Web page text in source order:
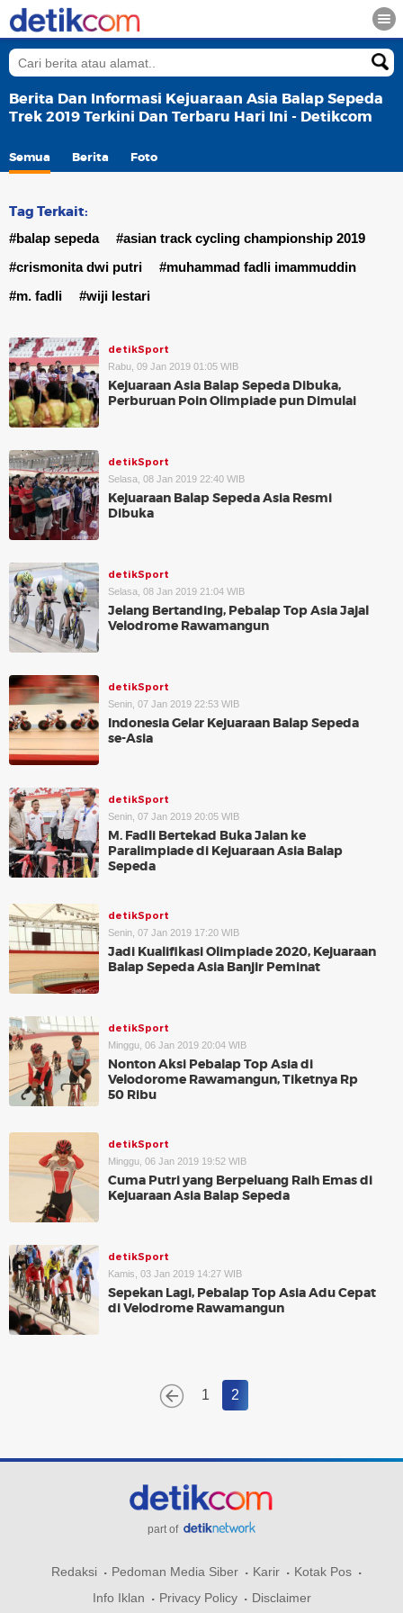
Berita Dan Informasi Kejuaraan Asia Balap Sepeda
Trek 2019 Terkini Dan Terbaru Hari Ini - Detikcom
Semua Berita Foto
Tag Terkait:
#balap sepeda
#asian track cycling championship 2019
#crismonita dwi putri
#muhammad fadli imammuddin
#m. fadli
#wiji lestari
detikSport
Rabu, 09 Jan 2019 01:05 WIB
Kejuaraan Asia Balap Sepeda Dibuka,
Perburuan Poin Olimpiade pun Dimulai
detikSport
Selasa, 08 Jan 2019 22:40 WIB
Kejuaraan Balap Sepeda Asia Resmi
Dibuka
detikSport
Selasa, 08 Jan 2019 21:04 WIB
Jelang Bertanding, Pebalap Top Asia Jajal
Velodrome Rawamangun
detikSport
Senin, 07 Jan 2019 22:53 WIB
Indonesia Gelar Kejuaraan Balap Sepeda
se-Asia
detikSport
Senin, 07 Jan 2019 20:05 WIB
M. Fadli Bertekad Buka Jalan ke
Paralimpiade di Kejuaraan Asia Balap
Sepeda
detikSport
Senin, 07 Jan 2019 17:20 WIB
Jadi Kualifikasi Olimpiade 2020, Kejuaraan
Balap Sepeda Asia Banjir Peminat
detikSport
Minggu, 06 Jan 2019 20:04 WIB
Nonton Aksi Pebalap Top Asia di
Velodorome Rawamangun, Tiketnya Rp
50 Ribu
detikSport
Minggu, 06 Jan 2019 19:52 WIB
Cuma Putri yang Berpeluang Raih Emas di
Kejuaraan Asia Balap Sepeda
detikSport
Kamis, 03 Jan 2019 14:27 WIB
Sepekan Lagi, Pebalap Top Asia Adu Cepat
di Velodrome Rawamangun
1 2
part of
Redaksi Pedoman Media Siber Karir
Kotak Pos
Info Iklan
Privacy Policy Disclaimer